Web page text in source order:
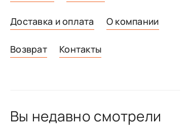
Доставка и оплата О компании
Возврат Контакты
Вы недавно смотрели